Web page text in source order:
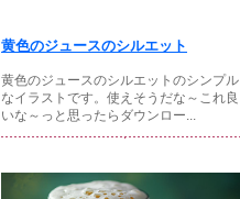
黄色のジュースのシルエット
黄色のジュースのシルエットのシンプル
なイラストです。使えそうだな～これ良
いな～っと思ったらダウンロー...